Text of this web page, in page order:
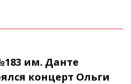
им. Данте
концерт Ольги